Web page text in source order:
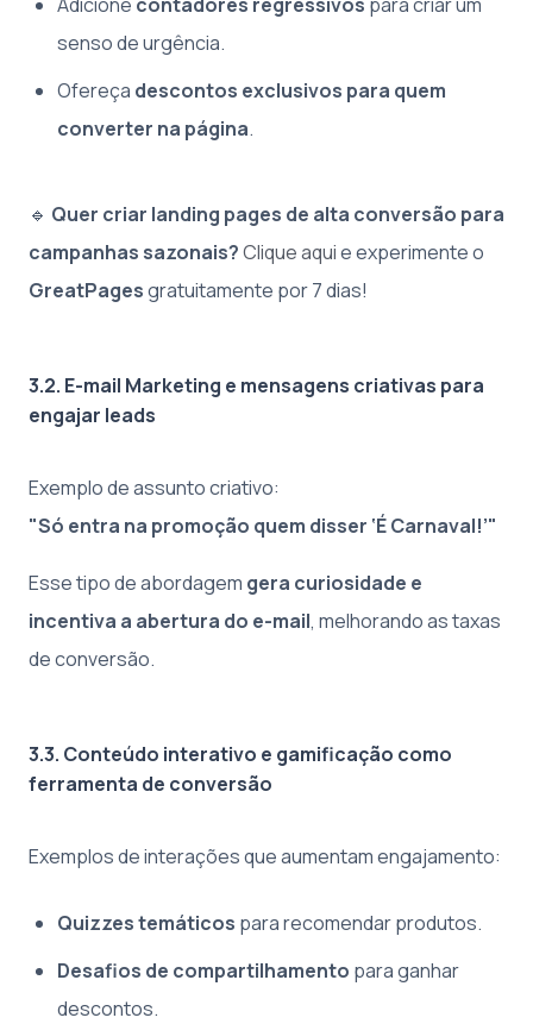
senso de urgência.
Ofereça descontos exclusivos para quem
converter na página.
🔹 Quer criar landing pages de alta conversão para
campanhas sazonais?Clique aquie experimente o
GreatPagesgratuitamente por 7 dias!
3.2. E-mail Marketing e mensagens criativas para
engajar leads
Exemplo de assunto criativo:
"Só entra na promoção quem disser ‘É Carnaval!’"
Esse tipo de abordagem gera curiosidade e
incentiva a abertura do e-mail, melhorando as taxas
de conversão.
3.3. Conteúdo interativo e gamificação como
ferramenta de conversão
Exemplos de interações que aumentam engajamento:
Quizzes temáticos para recomendar produtos.
Desafios de compartilhamento para ganhar
descontos.